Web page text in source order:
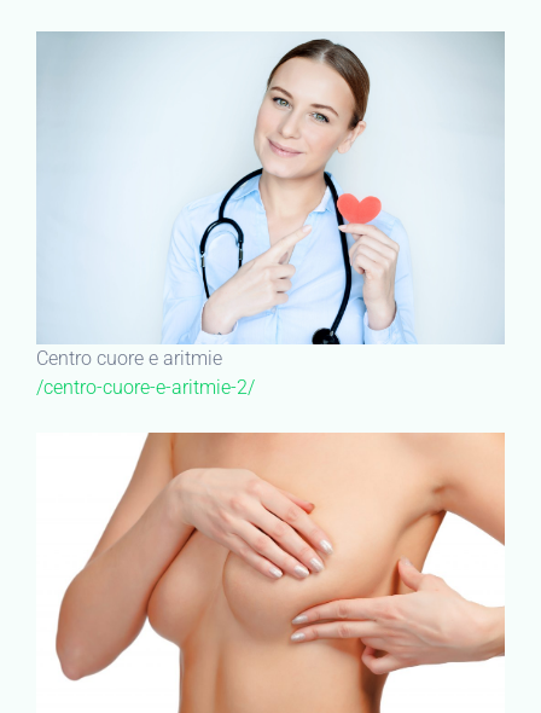
Centro cuore e aritmie
/centro-cuore-e-aritmie-2/